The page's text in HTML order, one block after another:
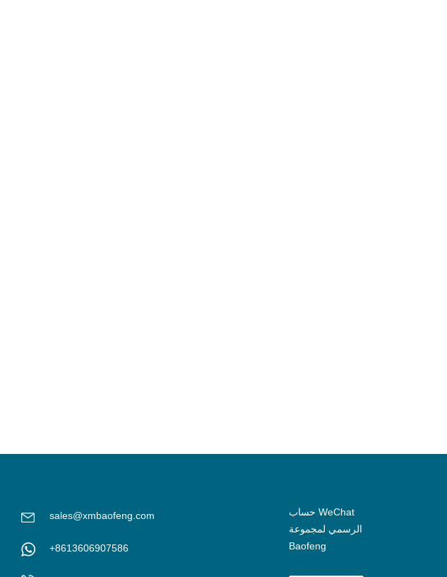
sales@xmbaofeng.com
+8613606907586
حساب WeChat
الرسمي لمجموعة
Baofeng